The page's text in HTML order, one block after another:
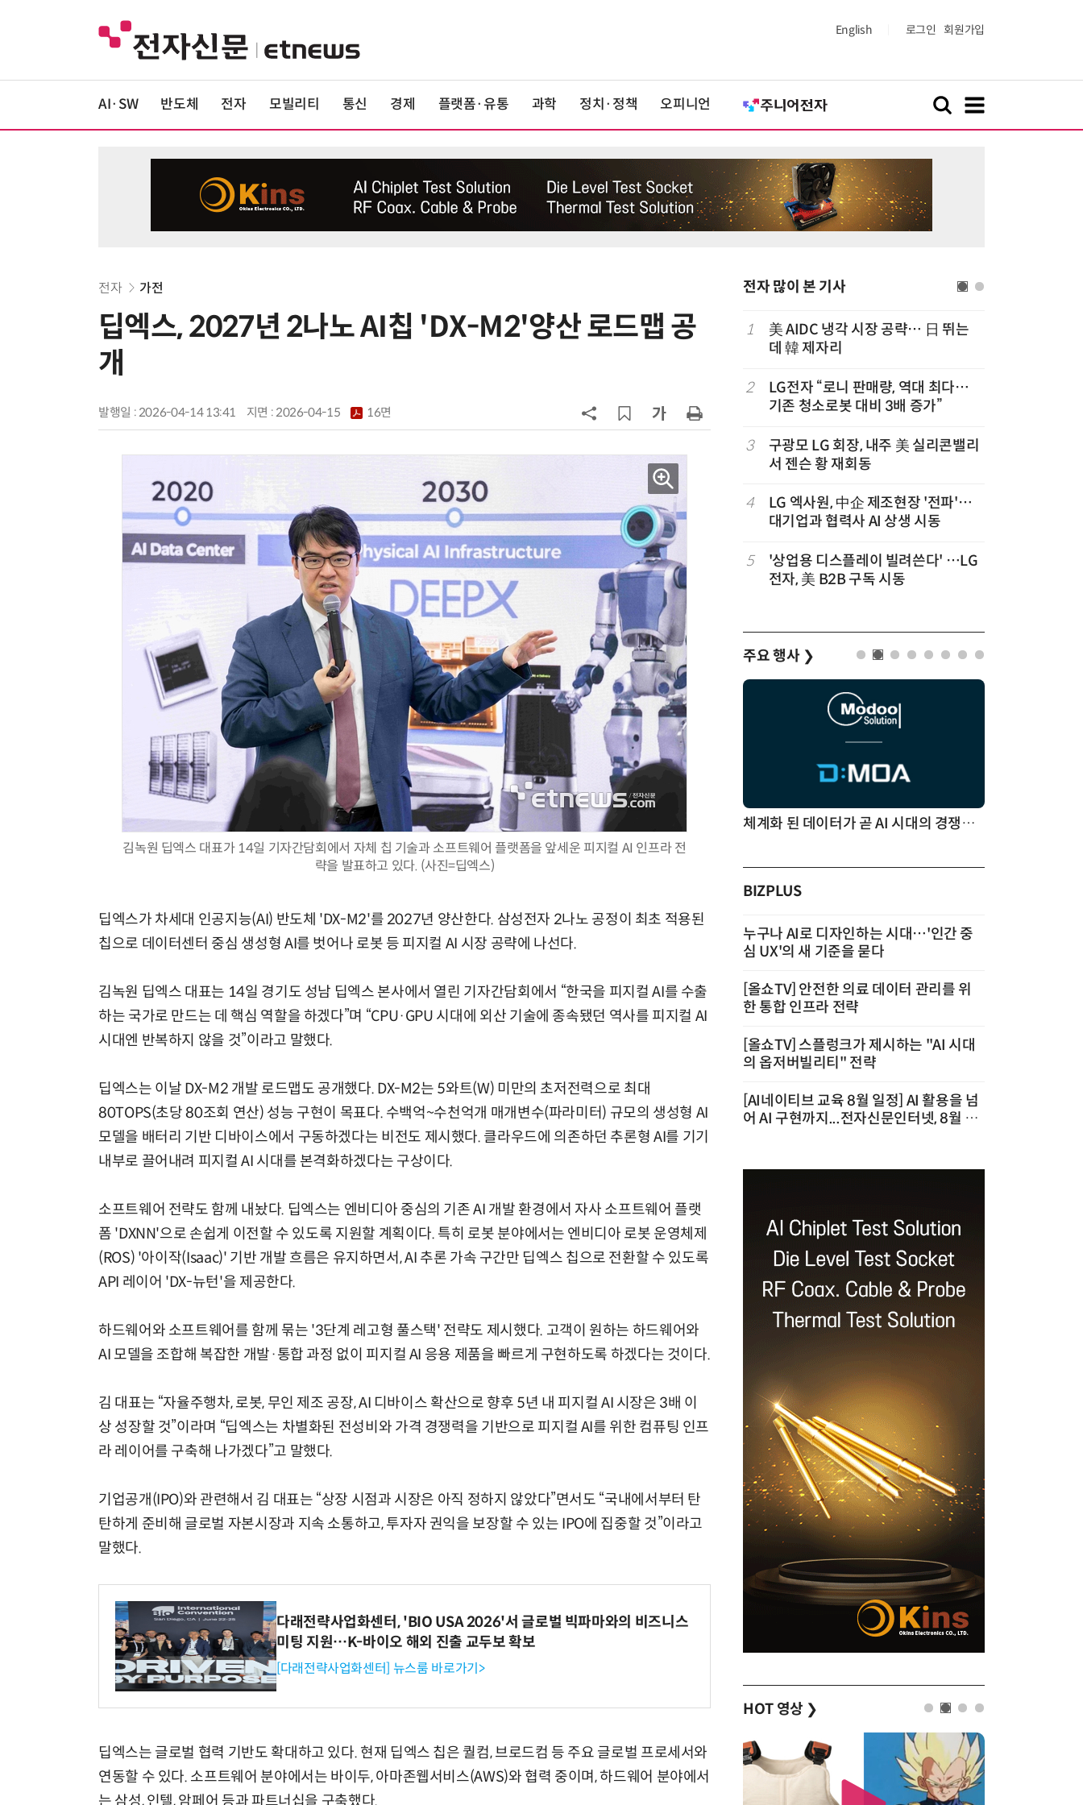
English 로그인 회원가입
AI·SW 반도체 전자 모빌리티 통신 경제 플랫폼·유통 과학 정치·정책 오피니언
전자 가전
딥엑스, 2027년 2나노 AI칩 'DX-M2'양산 로드맵 공
개
발행일 : 2026-04-14 13:41 지면 :2026-04-15 16면
김녹원 딥엑스 대표가 14일 기자간담회에서 자체 칩 기술과 소프트웨어 플랫폼을 앞세운 피지컬 AI 인프라 전
략을 발표하고 있다. (사진=딥엑스)
딥엑스가 차세대 인공지능(AI) 반도체 'DX-M2'를 2027년 양산한다. 삼성전자 2나노 공정이 최초 적용된
칩으로 데이터센터 중심 생성형 AI를 벗어나 로봇 등 피지컬 AI 시장 공략에 나선다.
김녹원 딥엑스 대표는 14일 경기도 성남 딥엑스 본사에서 열린 기자간담회에서 “한국을 피지컬 AI를 수출
하는 국가로 만드는 데 핵심 역할을 하겠다”며 “CPU·GPU 시대에 외산 기술에 종속됐던 역사를 피지컬 AI
시대엔 반복하지 않을 것”이라고 말했다.
딥엑스는 이날 DX-M2 개발 로드맵도 공개했다. DX-M2는 5와트(W) 미만의 초저전력으로 최대
80TOPS(초당 80조회 연산) 성능 구현이 목표다. 수백억~수천억개 매개변수(파라미터) 규모의 생성형 AI
모델을 배터리 기반 디바이스에서 구동하겠다는 비전도 제시했다. 클라우드에 의존하던 추론형 AI를 기기
내부로 끌어내려 피지컬 AI 시대를 본격화하겠다는 구상이다.
소프트웨어 전략도 함께 내놨다. 딥엑스는 엔비디아 중심의 기존 AI 개발 환경에서 자사 소프트웨어 플랫
폼 'DXNN'으로 손쉽게 이전할 수 있도록 지원할 계획이다. 특히 로봇 분야에서는 엔비디아 로봇 운영체제
(ROS) '아이작(Isaac)' 기반 개발 흐름은 유지하면서, AI 추론 가속 구간만 딥엑스 칩으로 전환할 수 있도록
API 레이어 'DX-뉴턴'을 제공한다.
하드웨어와 소프트웨어를 함께 묶는 '3단계 레고형 풀스택' 전략도 제시했다. 고객이 원하는 하드웨어와
AI 모델을 조합해 복잡한 개발·통합 과정 없이 피지컬 AI 응용 제품을 빠르게 구현하도록 하겠다는 것이다.
김 대표는 “자율주행차, 로봇, 무인 제조 공장, AI 디바이스 확산으로 향후 5년 내 피지컬 AI 시장은 3배 이
상 성장할 것”이라며 “딥엑스는 차별화된 전성비와 가격 경쟁력을 기반으로 피지컬 AI를 위한 컴퓨팅 인프
라 레이어를 구축해 나가겠다”고 말했다.
기업공개(IPO)와 관련해서 김 대표는 “상장 시점과 시장은 아직 정하지 않았다”면서도 “국내에서부터 탄
탄하게 준비해 글로벌 자본시장과 지속 소통하고, 투자자 권익을 보장할 수 있는 IPO에 집중할 것”이라고
말했다.
다래전략사업화센터, 'BIO USA 2026'서 글로벌 빅파마와의 비즈니스
미팅 지원…K-바이오 해외 진출 교두보 확보
[다래전략사업화센터] 뉴스룸 바로가기>
딥엑스는 글로벌 협력 기반도 확대하고 있다. 현재 딥엑스 칩은 퀄컴, 브로드컴 등 주요 글로벌 프로세서와
연동할 수 있다. 소프트웨어 분야에서는 바이두, 아마존웹서비스(AWS)와 협력 중이며, 하드웨어 분야에서
는 삼성, 인텔, 암페어 등과 파트너십을 구축했다.
전자 많이 본 기사
6
'게이밍위크' 삼성전자-LG전자 유럽
주가 부양 '총력전'
바디프랜드, '미니' 브랜드 글로벌 확
장…美 이어 동남아·유럽 진출
10 [ET단상] 2026 세제개편안, 성장지
향적 세제를 바란다
1
美 AIDC 냉각 시장 공략… 日 뛰는
데 韓 제자리
2
LG전자 “로니 판매량, 역대 최다…
기존 청소로봇 대비 3배 증가”
3
구광모 LG 회장, 내주 美 실리콘밸리
서 젠슨 황 재회동
4
LG 엑사원, 中企 제조현장 '전파'…
대기업과 협력사 AI 상생 시동
5
'상업용 디스플레이 빌려쓴다' …LG
전자, 美 B2B 구독 시동
주요 행사 ❯
AI Native Enterprise를 지원하는 AI Ready Data 플랫폼 활용 전략 체계화 된 데이터가 곧 AI 시대의 경쟁력이다
BIZPLUS
누구나 AI로 디자인하는 시대…'인간 중
심 UX'의 새 기준을 묻다
[올쇼TV] 안전한 의료 데이터 관리를 위
한 통합 인프라 전략
[올쇼TV] 스플렁크가 제시하는 "AI 시대
의 옵저버빌리티" 전략
[AI네이티브 교육 8월 일정] AI 활용을 넘
어 AI 구현까지...전자신문인터넷, 8월 실
HOT 영상 ❯